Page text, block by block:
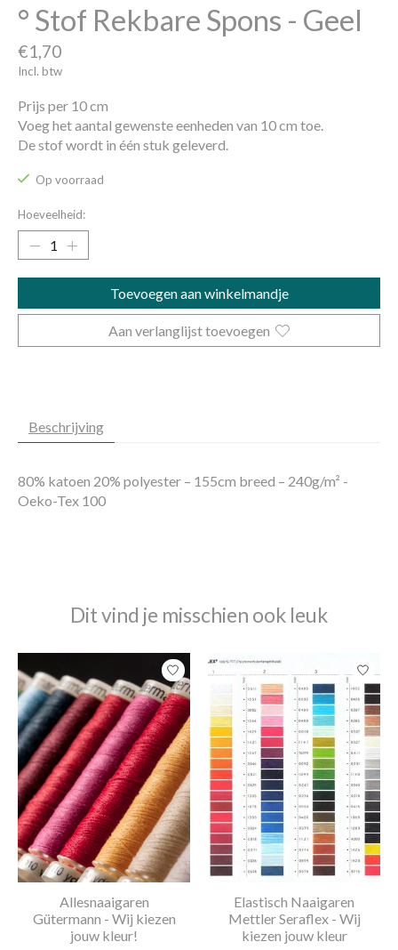
° Stof Rekbare Spons - Geel
€1,70
Incl. btw
Prijs per 10 cm
Voeg het aantal gewenste eenheden van 10 cm toe.
De stof wordt in één stuk geleverd.
Op voorraad
Hoeveelheid:
Toevoegen aan winkelmandje
Aan verlanglijst toevoegen
Beschrijving
80% katoen 20% polyester – 155cm breed – 240g/m² -
Oeko-Tex 100
Dit vind je misschien ook leuk
Items van productcarrousel
Allesnaaigaren
Gütermann - Wij kiezen
jouw kleur!
Elastisch Naaigaren
Mettler Seraflex - Wij
kiezen jouw kleur